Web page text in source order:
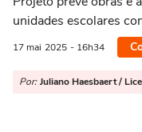
unidades escolares
17 mai 2025 - 16h34
Por: Juliano Haesbaert /